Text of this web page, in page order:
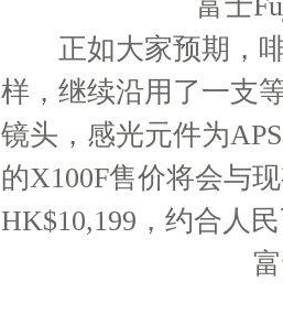
正如大家预期，啡
样，继续沿用了一支
镜头，感光元件为
的X100F售价将会与
HK$10,199，约合人